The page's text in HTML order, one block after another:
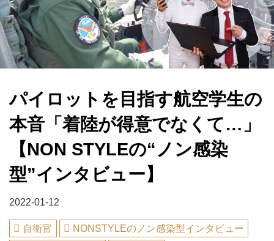
パイロットを目指す航空学生の
本音「着陸が得意でなくて…」
【NON STYLEの“ノン感染
型”インタビュー】
2022-01-12
自衛官
NONSTYLEのノン感染型インタビュー